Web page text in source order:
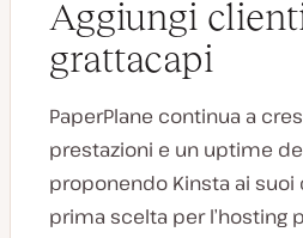
Aggiungi
grattacapi
PaperPlane continua a
prestazioni e un uptime
proponendo Kinsta ai
prima scelta per l’hosting